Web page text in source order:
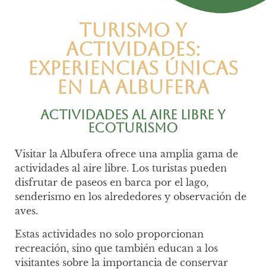
Turismo y
Actividades:
Experiencias Únicas
en la Albufera
Actividades al Aire Libre y
Ecoturismo
Visitar la Albufera ofrece una amplia gama de
actividades al aire libre. Los turistas pueden
disfrutar de paseos en barca por el lago,
senderismo en los alrededores y observación de
aves.
Estas actividades no solo proporcionan
recreación, sino que también educan a los
visitantes sobre la importancia de conservar